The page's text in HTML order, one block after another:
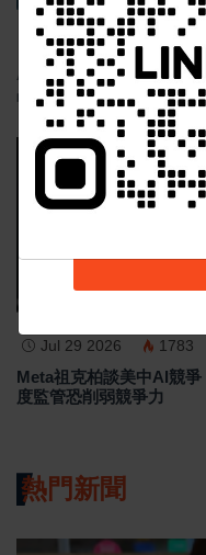
Jul 29 2026 1804
AMD與Cerebras攜手AI
晶片合作加速競爭
Jul 29 2026 1783
Meta祖克柏談美中AI競
度監管恐削弱競爭力
熱門新聞
Https://